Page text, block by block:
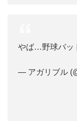
やば…野球バッ
— アガリブル